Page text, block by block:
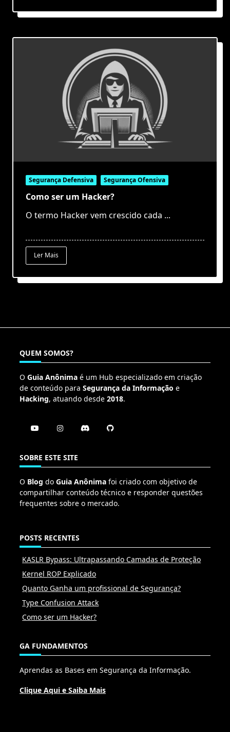
Segurança Defensiva Segurança Ofensiva
Como ser um Hacker?
O termo Hacker vem crescido cada ...
Ler Mais
QUEM SOMOS?
O Guia Anônima é um Hub especializado em criação
de conteúdo para Segurança da Informação e
Hacking, atuando desde 2018.
SOBRE ESTE SITE
O Blog do Guia Anônima foi criado com objetivo de
compartilhar conteúdo técnico e responder questões
frequentes sobre o mercado.
POSTS RECENTES
KASLR Bypass: Ultrapassando Camadas de Proteção
Kernel ROP Explicado
Quanto Ganha um profissional de Segurança?
Type Confusion Attack
Como ser um Hacker?
GA FUNDAMENTOS
Aprendas as Bases em Segurança da Informação.
Clique Aqui e Saiba Mais